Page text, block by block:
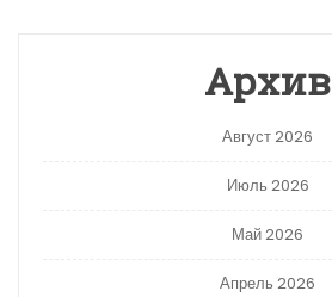
Архив
Август 2026
Июль 2026
Май 2026
Апрель 2026